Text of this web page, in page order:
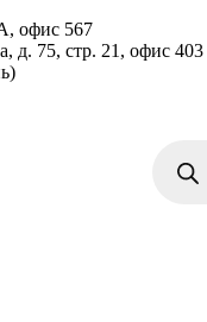
офис 567
д. 75, стр. 21, офис 403